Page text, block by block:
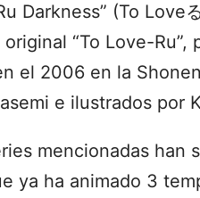
Darkness” (To
original “To Love-
el 2006 en la
e ilustrados por
mencionadas han
ya ha animado 3